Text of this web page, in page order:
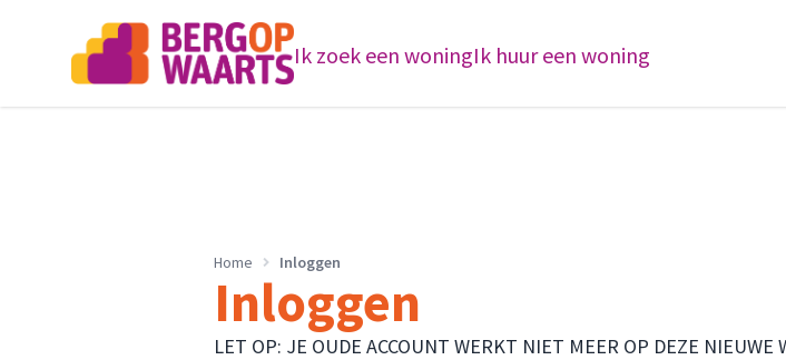
Ik zoek een woningIk huur een woning
Home Inloggen
Inloggen
LET OP: JE OUDE ACCOUNT WERKT NIET MEER OP DEZE NIEUWE